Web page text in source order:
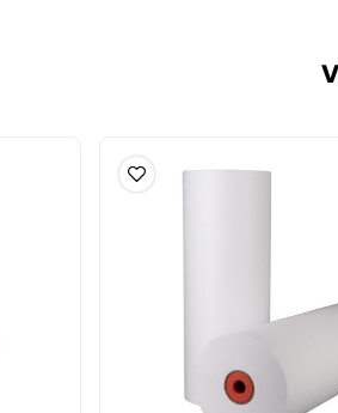
en is volledig recyclebaar en FSC